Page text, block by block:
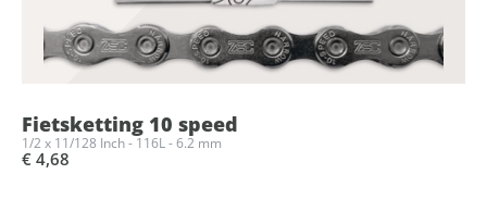
Fietsketting 10 speed
1/2 x 11/128 Inch - 116L - 6.2 mm
€ 4,68